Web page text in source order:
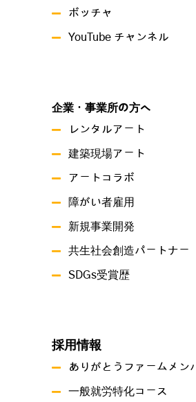
ボッチャ
YouTube チャンネル
企業・事業所の方へ
レンタルアート
建築現場アート
アートコラボ
障がい者雇用
新規事業開発
共生社会創造パートナー
SDGs受賞歴
採用情報
ありがとうファームメン
一般就労特化コース